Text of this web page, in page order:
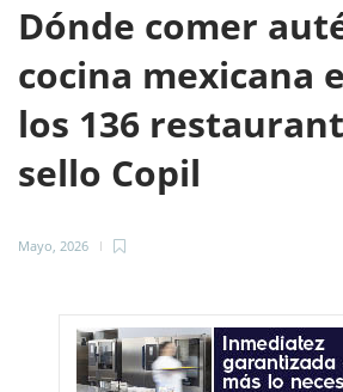
Dónde comer
cocina mexicana
los 136
sello Copil
Mayo, 2026